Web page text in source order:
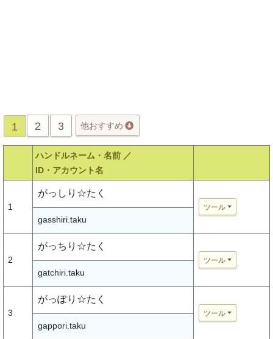
1 2 3 他おすすめ
ハンドルネーム・名前 ／
ID・アカウント名
1
がっしり☆たく
ツール
gasshiri.taku
2
がっちり☆たく
ツール
gatchiri.taku
3
がっぽり☆たく
ツール
gappori.taku